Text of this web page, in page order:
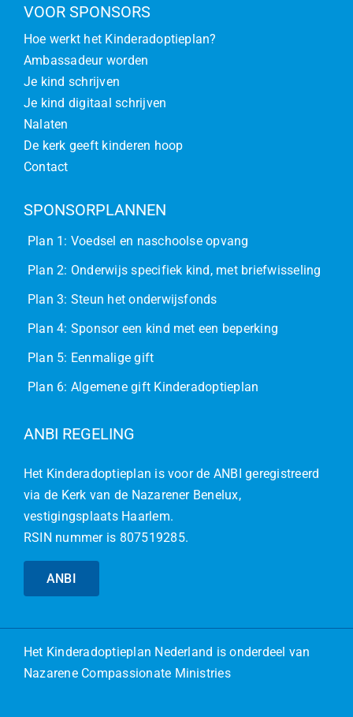
VOOR SPONSORS
Hoe werkt het Kinderadoptieplan?
Ambassadeur worden
Je kind schrijven
Je kind digitaal schrijven
Nalaten
De kerk geeft kinderen hoop
Contact
SPONSORPLANNEN
Plan 1: Voedsel en naschoolse opvang
Plan 2: Onderwijs specifiek kind, met briefwisseling
Plan 3: Steun het onderwijsfonds
Plan 4: Sponsor een kind met een beperking
Plan 5: Eenmalige gift
Plan 6: Algemene gift Kinderadoptieplan
ANBI REGELING
Het Kinderadoptieplan is voor de ANBI geregistreerd
via de Kerk van de Nazarener Benelux,
vestigingsplaats Haarlem.
RSIN nummer is 807519285.
ANBI
Het Kinderadoptieplan Nederland is onderdeel van
Nazarene Compassionate Ministries